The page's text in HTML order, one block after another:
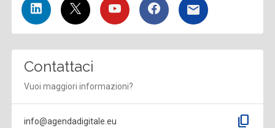
Contattaci
Vuoi maggiori informazioni?
info@agendadigitale.eu content_copy